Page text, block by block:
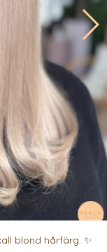
blond hårfärg. ✨